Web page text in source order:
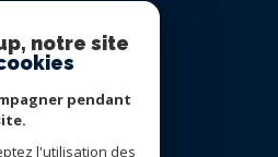
notre site
pendant
l'utilisation des